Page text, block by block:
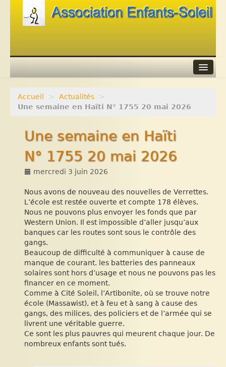
Agenda
Accueil > Actualités
>
Une semaine en Haïti N° 1755 20 mai 2026
Une semaine en Haïti
N° 1755 20 mai 2026
mercredi 3 juin 2026
Nous avons de nouveau des nouvelles de Verrettes.
L’école est restée ouverte et compte 178 élèves.
Nous ne pouvons plus envoyer les fonds que par
Western Union. Il est impossible d’aller jusqu’aux
banques car les routes sont sous le contrôle des
gangs.
Beaucoup de difficulté à communiquer à cause de
manque de courant. les batteries des panneaux
solaires sont hors d’usage et nous ne pouvons pas les
financer en ce moment.
Comme à Cité Soleil, l’Artibonite, où se trouve notre
école (Massawist), et à feu et à sang à cause des
gangs, des milices, des policiers et de l’armée qui se
livrent une véritable guerre.
Ce sont les plus pauvres qui meurent chaque jour. De
nombreux enfants sont tués.